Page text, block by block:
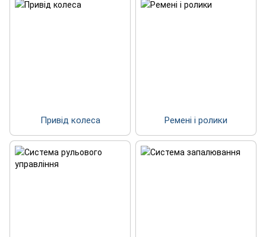
Привід колеса Ремені і ролики